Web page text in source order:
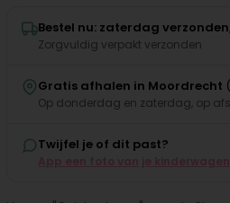
Bestel nu: zaterdag
Zorgvuldig verpakt verzonden
Gratis afhalen in Moordrecht
Op donderdag en zaterdag, op
Twijfel je of dit past?